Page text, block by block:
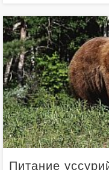
Питание